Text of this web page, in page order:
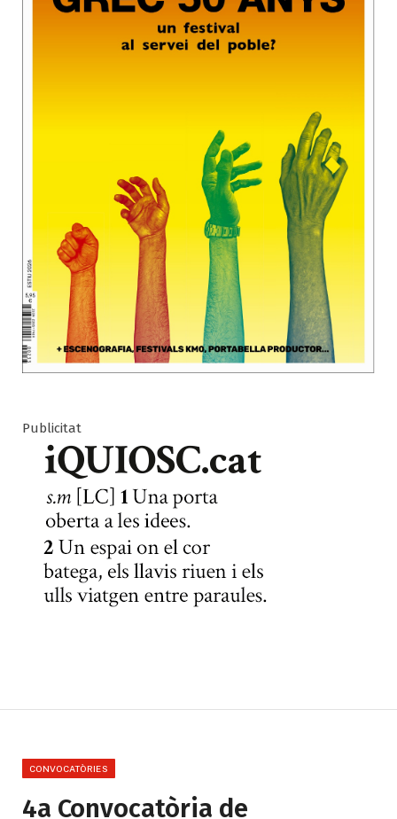
Publicitat
CONVOCATÒRIES
4a Convocatòria de